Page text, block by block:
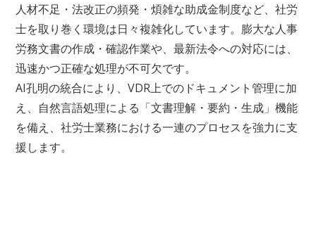
人材不足・法改正の頻発・煩雑な助成金制度など、社労
士を取り巻く環境は日々複雑化しています。膨大な人事
労務文書の作成・確認作業や、最新法令への対応には、
迅速かつ正確な処理が不可欠です。
AI孔明の統合により、VDR上でのドキュメント管理に加
え、自然言語処理による「文書理解・要約・生成」機能
を備え、社労士業務における一連のプロセスを強力に支
援します。